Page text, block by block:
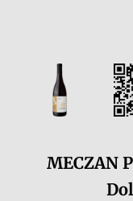
MECZAN